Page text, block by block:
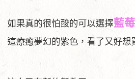
如果真的很怕酸的可以選擇藍
這療癒夢幻的紫色，看了又好想